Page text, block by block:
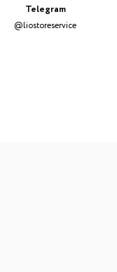
Telegram
@liostoreservice